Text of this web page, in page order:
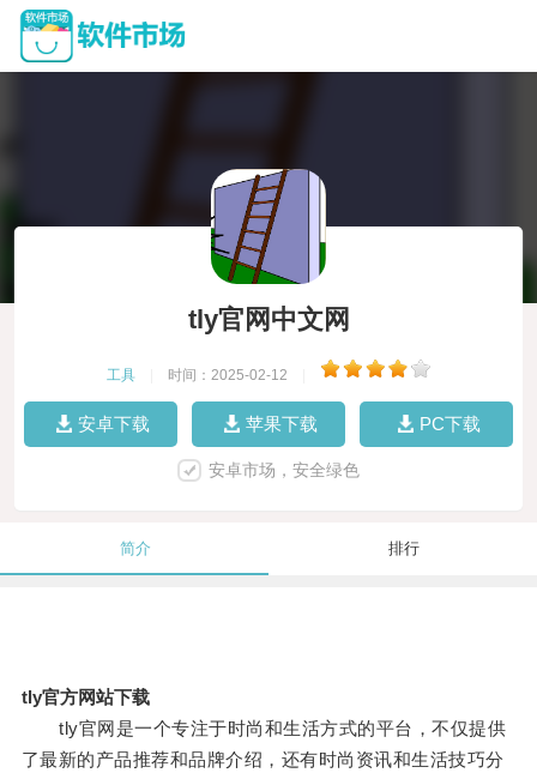
tly官网中文网
工具 时间：2025-02-12
安卓下载 苹果下载 PC下载
安卓市场，安全绿色
简介 排行
tly官方网站下载
tly官网是一个专注于时尚和生活方式的平台，不仅提供
了最新的产品推荐和品牌介绍，还有时尚资讯和生活技巧分